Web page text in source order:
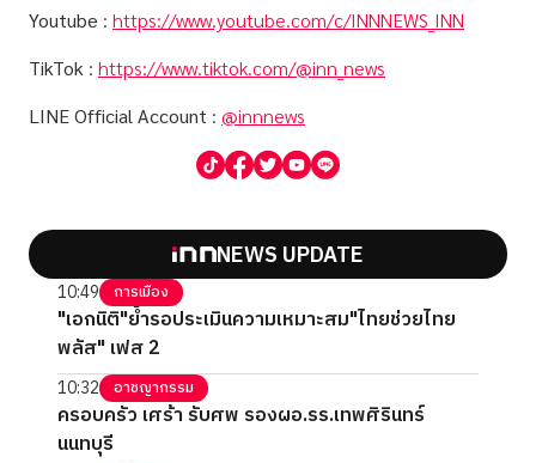
Youtube : https://www.youtube.com/c/INNNEWS_INN
TikTok : https://www.tiktok.com/@inn_news
LINE Official Account : @innnews
NEWS UPDATE
10:49 การเมือง
"เอกนิติ"ย้ำรอประเมินความเหมาะสม"ไทยช่วยไทย
พลัส" เฟส 2
10:32 อาชญากรรม
ครอบครัว เศร้า รับศพ รองผอ.รร.เทพศิรินทร์
นนทบุรี